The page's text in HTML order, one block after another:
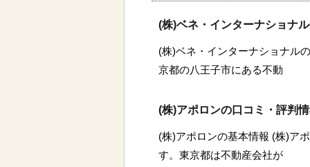
(株)ベネ・インターナショナ
(株)ベネ・インターナショナル
京都の八王子市にある不動
(株)アポロンの口コミ・評判
(株)アポロンの基本情報 (株)ア
す。東京都は不動産会社が